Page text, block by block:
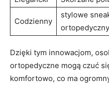
Codzienny
stylowe
Dzięki tym innowacjom,
ortopedyczne mogą czuć
komfortowo, co ma